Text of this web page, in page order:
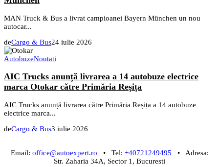
MAN Truck & Bus a livrat campioanei Bayern München un nou
autocar...
deCargo & Bus24 iulie 2026
AutobuzeNoutati
AIC Trucks anunță livrarea a 14 autobuze electrice
marca Otokar către Primăria Reșița
AIC Trucks anunță livrarea către Primăria Reșița a 14 autobuze
electrice marca...
deCargo & Bus3 iulie 2026
Email: office@autoexpert.ro • Tel: +40721249495
• Adresa:
Str. Zaharia 34A, Sector 1, Bucuresti